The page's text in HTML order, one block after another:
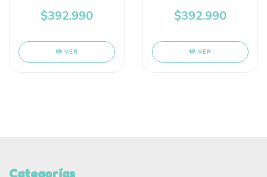
$392.990
VER
$392.990
VER
Categorías